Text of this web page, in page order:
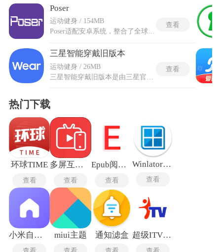
Poser
运动健身 / 154MB
Poser适配安卓系统，整合了全球热门健身博主全套燃脂舞蹈资源，把所有曲目按照运动强度进行划分，收录多元内容，更新全新曲目资源，满足不同爱好者的锻炼需求。既可以一键匹配全网实力相近玩家同台比拼舞蹈得分，也能自建专属房间邀请亲友同步跟跳互相监督，每一次完成舞蹈训练都会根据动作标准度发放金币与经验值。Poser软件安卓中文版自动完整留存每日运动数据，精准统计全天消耗卡路里数值，即便中途退出训练也能保存进度，下次打开直接接续练习。
查看
三星智能穿戴旧版本
运动健身 / 26MB
查看
热门下载
环球TIME
查看
多屏互动电视TV版
查看
Epub阅读器
查看
Winlator10.12
查看
小米自由桌面稳定版 miui主题 通知滤盒 超级ITV最新版